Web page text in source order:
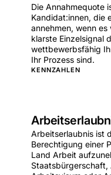
Die Annahmequote
Kandidat:innen, die
annehmen, wenn es
klarste Einzelsignal
wettbewerbsfähig
Ihr Prozess sind.
KENNZAHLEN
Arbeitserlaubnis ist
Berechtigung einer
Land Arbeit
Staatsbürgerschaft,